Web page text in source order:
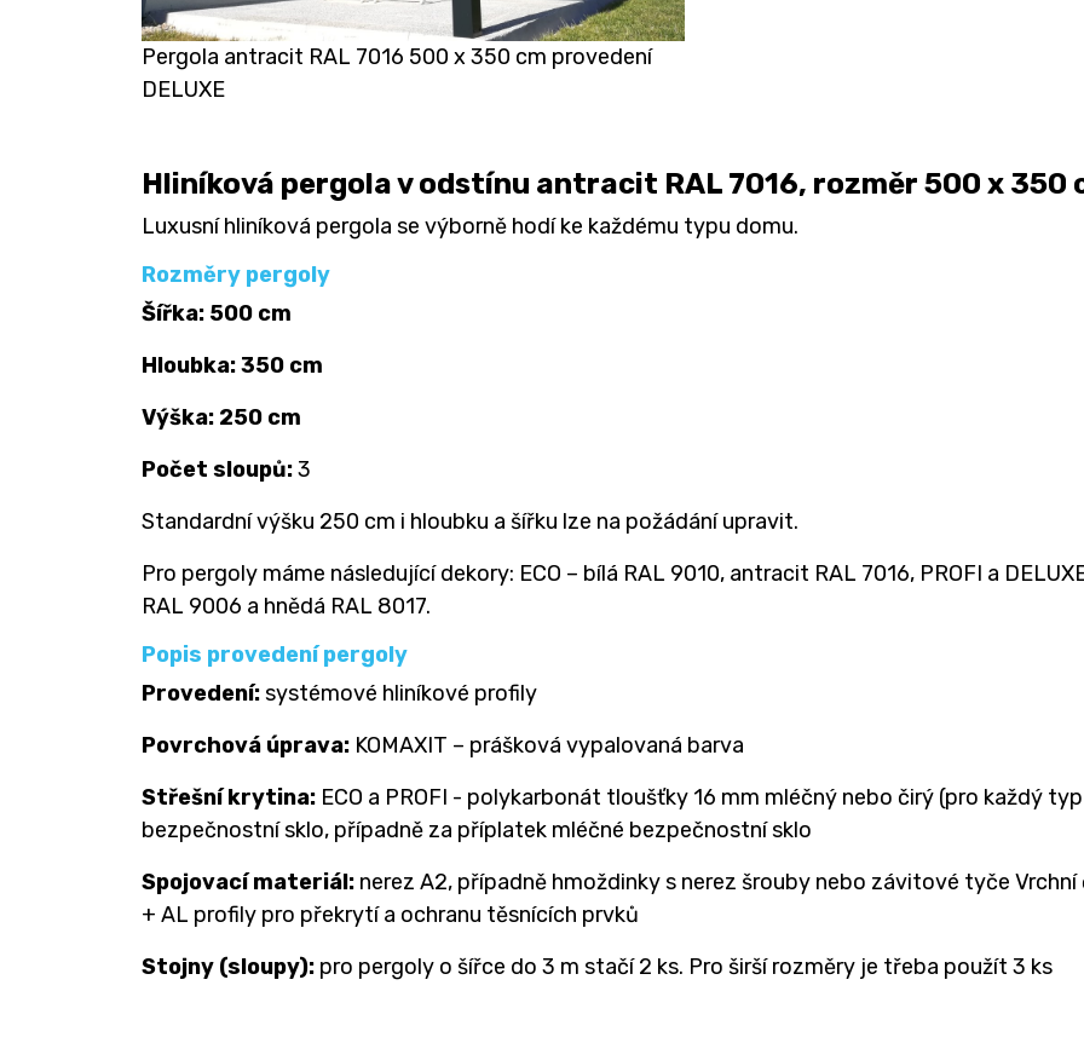
Pergola antracit RAL 7016 500 x 350 cm provedení
DELUXE
Hliníková pergola v odstínu antracit RAL 7016, rozměr 500 x 350
Luxusní hliníková pergola se výborně hodí ke každému typu domu.
Rozměry pergoly
Šířka: 500 cm
Hloubka: 350 cm
Výška: 250 cm
Počet sloupů:3
Standardní výšku 250 cm i hloubku a šířku lze na požádání upravit.
Pro pergoly máme následující dekory: ECO – bílá RAL 9010, antracit RAL 7016, PROFI a
RAL 9006 a hnědá RAL 8017.
Popis provedení pergoly
Provedení:systémové hliníkové profily
Povrchová úprava: KOMAXIT – prášková vypalovaná barva
Střešní krytina: ECO a PROFI - polykarbonát tloušťky 16 mm mléčný nebo čirý (pro každý
bezpečnostní sklo, případně za příplatek mléčné bezpečnostní sklo
Spojovací materiál: nerez A2, případně hmoždinky s nerez šrouby nebo závitové tyče
+ AL profily pro překrytí a ochranu těsnících prvků
Stojny (sloupy): pro pergoly o šířce do 3 m stačí 2 ks. Pro širší rozměry je třeba použít 3 ks